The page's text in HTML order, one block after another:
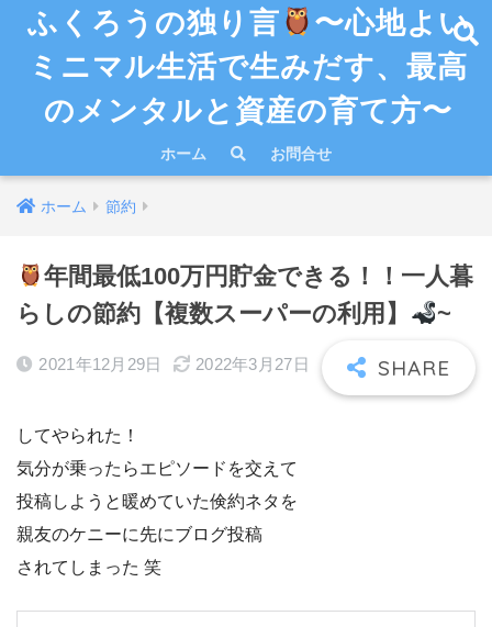
ふくろうの独り言
〜心地よい
ミニマル生活で生みだす、最高
のメンタルと資産の育て方〜
ホーム お問合せ
ホーム 節約
年間最低100万円貯金できる！！一人暮
らしの節約【複数スーパーの利用】
~
2021年12月29日 2022年3月27日
してやられた！
気分が乗ったらエピソードを交えて
投稿しようと暖めていた倹約ネタを
親友のケニーに先にブログ投稿
されてしまった 笑